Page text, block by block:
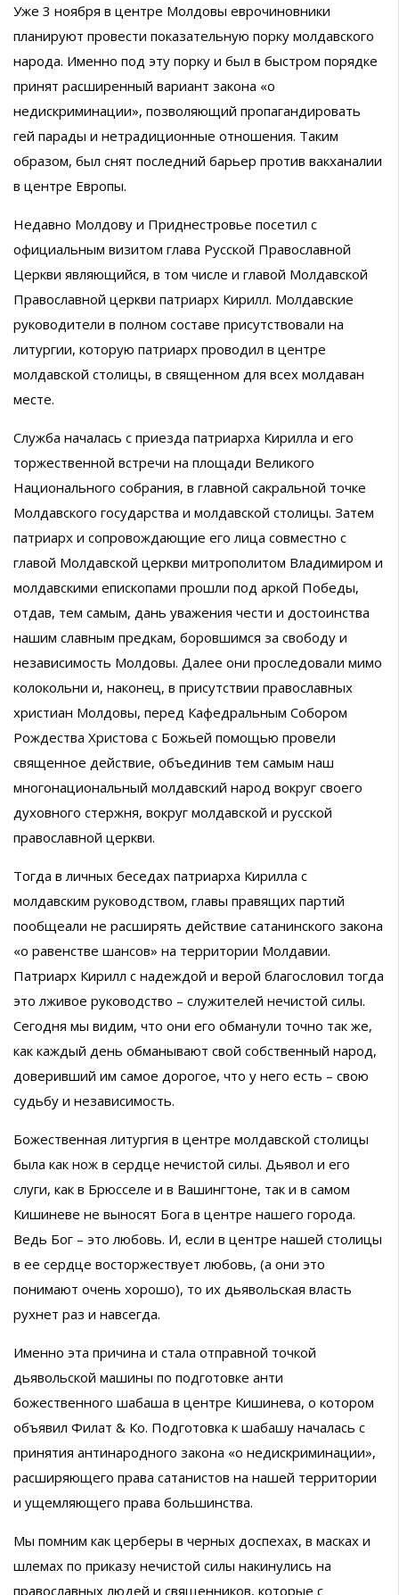
Уже 3 ноября в центре Молдовы еврочиновники
планируют провести показательную порку молдавского
народа. Именно под эту порку и был в быстром порядке
принят расширенный вариант закона «о
недискриминации», позволяющий пропагандировать
гей парады и нетрадиционные отношения. Таким
образом, был снят последний барьер против вакханалии
в центре Европы.
Недавно Молдову и Приднестровье посетил с
официальным визитом глава Русской Православной
Церкви являющийся, в том числе и главой Молдавской
Православной церкви патриарх Кирилл. Молдавские
руководители в полном составе присутствовали на
литургии, которую патриарх проводил в центре
молдавской столицы, в священном для всех молдаван
месте.
Служба началась с приезда патриарха Кирилла и его
торжественной встречи на площади Великого
Национального собрания, в главной сакральной точке
Молдавского государства и молдавской столицы. Затем
патриарх и сопровождающие его лица совместно с
главой Молдавской церкви митрополитом Владимиром и
молдавскими епископами прошли под аркой Победы,
отдав, тем самым, дань уважения чести и достоинства
нашим славным предкам, боровшимся за свободу и
независимость Молдовы. Далее они проследовали мимо
колокольни и, наконец, в присутствии православных
христиан Молдовы, перед Кафедральным Собором
Рождества Христова с Божьей помощью провели
священное действие, объединив тем самым наш
многонациональный молдавский народ вокруг своего
духовного стержня, вокруг молдавской и русской
православной церкви.
Тогда в личных беседах патриарха Кирилла с
молдавским руководством, главы правящих партий
пообщеали не расширять действие сатанинского закона
«о равенстве шансов» на территории Молдавии.
Патриарх Кирилл с надеждой и верой благословил тогда
это лживое руководство – служителей нечистой силы.
Сегодня мы видим, что они его обманули точно так же,
как каждый день обманывают свой собственный народ,
доверивший им самое дорогое, что у него есть – свою
судьбу и независимость.
Божественная литургия в центре молдавской столицы
была как нож в сердце нечистой силы. Дьявол и его
слуги, как в Брюсселе и в Вашингтоне, так и в самом
Кишиневе не выносят Бога в центре нашего города.
Ведь Бог – это любовь. И, если в центре нашей столицы
в ее сердце восторжествует любовь, (а они это
понимают очень хорошо), то их дьявольская власть
рухнет раз и навсегда.
Именно эта причина и стала отправной точкой
дьявольской машины по подготовке анти
божественного шабаша в центре Кишинева, о котором
объявил Филат & Ко. Подготовка к шабашу началась с
принятия антинародного закона «о недискриминации»,
расширяющего права сатанистов на нашей территории
и ущемляющего права большинства.
Мы помним как церберы в черных доспехах, в масках и
шлемах по приказу нечистой силы накинулись на
православных людей и священников, которые с